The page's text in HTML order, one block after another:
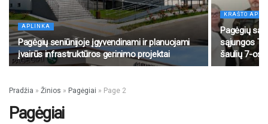
APLINKA
Pagėgių seniūnijoje įgyvendinami ir planuojami
įvairūs infrastruktūros gerinimo projektai
KRAŠTO
Pagėgių
sąjungos
šaulių 7-
Pradžia » Žinios » Pagėgiai » Page 2
Pagėgiai